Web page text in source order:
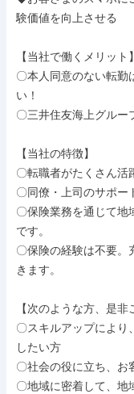
験価値を向上させる
【当社で働くメリット】
〇本人同意のない転勤
い！
〇三井住友海上グルー
【当社の特徴】
〇転職者がたくさん活
〇同僚・上司のサポー
〇保険業務を通じて地
です。
〇保険の経験は不要。
きます。
【次のような方、是非
〇スキルアップにより
したい方
〇社会の役に立ち、お
〇地域に密着して、地